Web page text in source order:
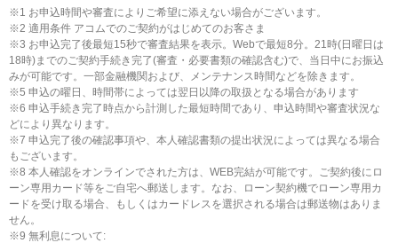
※1 お申込時間や審査によりご希望に添えない場合がございます。
※2 適用条件 アコムでのご契約がはじめてのお客さま
※3 お申込完了後最短15秒で審査結果を表示。Webで最短8分。21時(日曜日は
18時)までのご契約手続き完了(審査・必要書類の確認含む)で、当日中にお振込
みが可能です。一部金融機関および、メンテナンス時間などを除きます。
※5 申込の曜日、時間帯によっては翌日以降の取扱となる場合があります
※6 申込手続き完了時点から計測した最短時間であり、申込時間や審査状況な
どにより異なります。
※7 申込完了後の確認事項や、本人確認書類の提出状況によっては異なる場合
もございます。
※8 本人確認をオンラインでされた方は、WEB完結が可能です。ご契約後にロ
ーン専用カード等をご自宅へ郵送します。なお、ローン契約機でローン専用カ
ードを受け取る場合、もしくはカードレスを選択される場合は郵送物はありま
せん。
※9 無利息について: